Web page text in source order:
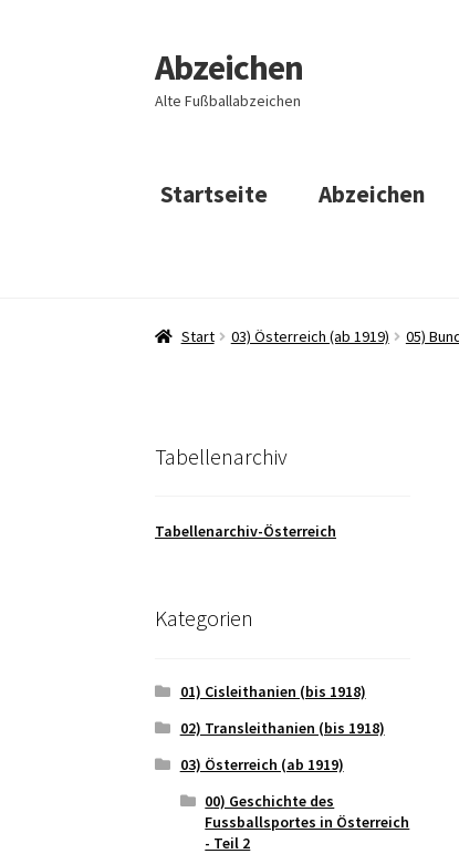
Zur
Navigation
springen
Zum
Inhalt
springen
Abzeichen
Alte Fußballabzeichen
Startseite Abzeichen
Start 03) Österreich (ab 1919) 05)
Tabellenarchiv
Tabellenarchiv-Österreich
Kategorien
01) Cisleithanien (bis 1918)
02) Transleithanien (bis 1918)
03) Österreich (ab 1919)
00) Geschichte des
Fussballsportes in Österreich
- Teil 2